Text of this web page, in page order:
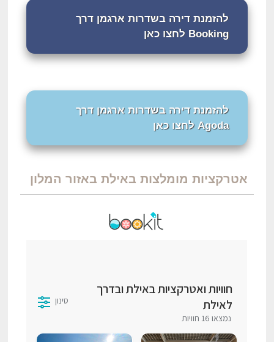
להזמנת דירה בשדרות ארגמן דרך
Booking לחצו כאן
להזמנת דירה בשדרות ארגמן דרך
Agoda לחצו כאן
אטרקציות מומלצות באילת באזור המלון